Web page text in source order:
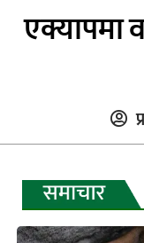
एक्यापमा